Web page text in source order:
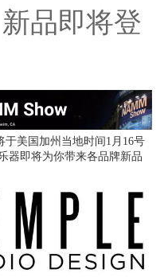
品即将登
美国加州当地时间1月16号
器即将为你带来各品牌新品